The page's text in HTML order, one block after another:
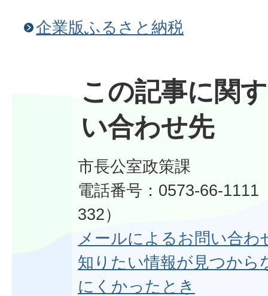
企業版ふるさと納税
この記事に関
い合わせ先
市長公室政策課
電話番号：0573-66-1111
332）
メールによるお問い合わ
知りたい情報が見つから
にくかったとき